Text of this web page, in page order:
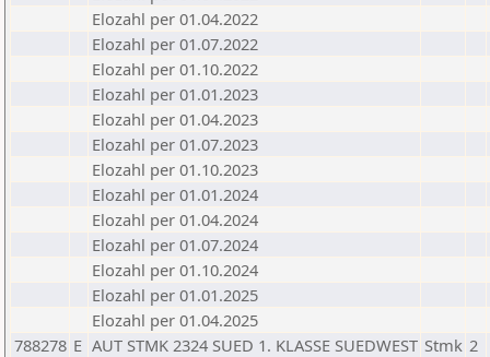
Elozahl per 01.04.2022
Elozahl per 01.07.2022
Elozahl per 01.10.2022
Elozahl per 01.01.2023
Elozahl per 01.04.2023
Elozahl per 01.07.2023
Elozahl per 01.10.2023
Elozahl per 01.01.2024
Elozahl per 01.04.2024
Elozahl per 01.07.2024
Elozahl per 01.10.2024
Elozahl per 01.01.2025
Elozahl per 01.04.2025
788278 E AUT STMK 2324 SUED 1. KLASSE SUEDWEST Stmk 2